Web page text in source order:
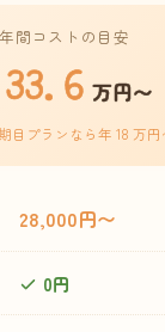
年間コストの目安
33.6 万円〜
目プランなら年 18 万円
28,000円〜
0円